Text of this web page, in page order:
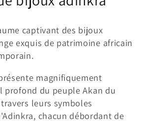
captivant des bijoux
exquis de patrimoine africain
magnifiquement
du peuple Akan du
leurs symboles
chacun débordant de